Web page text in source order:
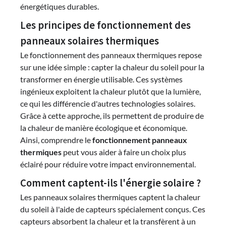
énergétiques durables.
Les principes de fonctionnement des
panneaux solaires thermiques
Le fonctionnement des panneaux thermiques repose
sur une idée simple : capter la chaleur du soleil pour la
transformer en énergie utilisable. Ces systèmes
ingénieux exploitent la chaleur plutôt que la lumière,
ce qui les différencie d'autres technologies solaires.
Grâce à cette approche, ils permettent de produire de
la chaleur de manière écologique et économique.
Ainsi, comprendre lefonctionnement panneaux
thermiques peut vous aider à faire un choix plus
éclairé pour réduire votre impact environnemental.
Comment captent-ils l'énergie solaire ?
Les panneaux solaires thermiques captent la chaleur
du soleil à l'aide de capteurs spécialement conçus. Ces
capteurs absorbent la chaleur et la transfèrent à un